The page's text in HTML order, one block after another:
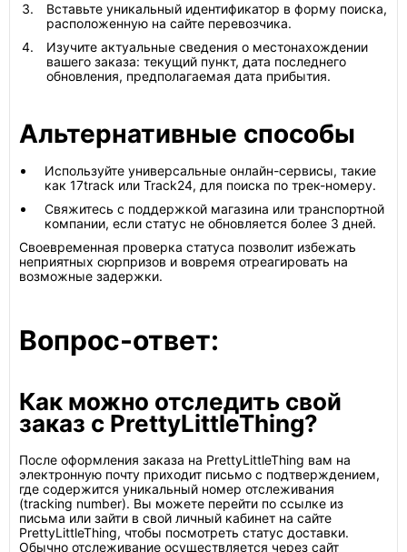
Вставьте уникальный идентификатор в форму поиска,
расположенную на сайте перевозчика.
Изучите актуальные сведения о местонахождении
вашего заказа: текущий пункт, дата последнего
обновления, предполагаемая дата прибытия.
Альтернативные способы
Используйте универсальные онлайн-сервисы, такие
как 17track или Track24, для поиска по трек-номеру.
Свяжитесь с поддержкой магазина или транспортной
компании, если статус не обновляется более 3 дней.
Своевременная проверка статуса позволит избежать
неприятных сюрпризов и вовремя отреагировать на
возможные задержки.
Вопрос-ответ:
Как можно отследить свой
заказ с PrettyLittleThing?
После оформления заказа на PrettyLittleThing вам на
электронную почту приходит письмо с подтверждением,
где содержится уникальный номер отслеживания
(tracking number). Вы можете перейти по ссылке из
письма или зайти в свой личный кабинет на сайте
PrettyLittleThing, чтобы посмотреть статус доставки.
Обычно отслеживание осуществляется через сайт